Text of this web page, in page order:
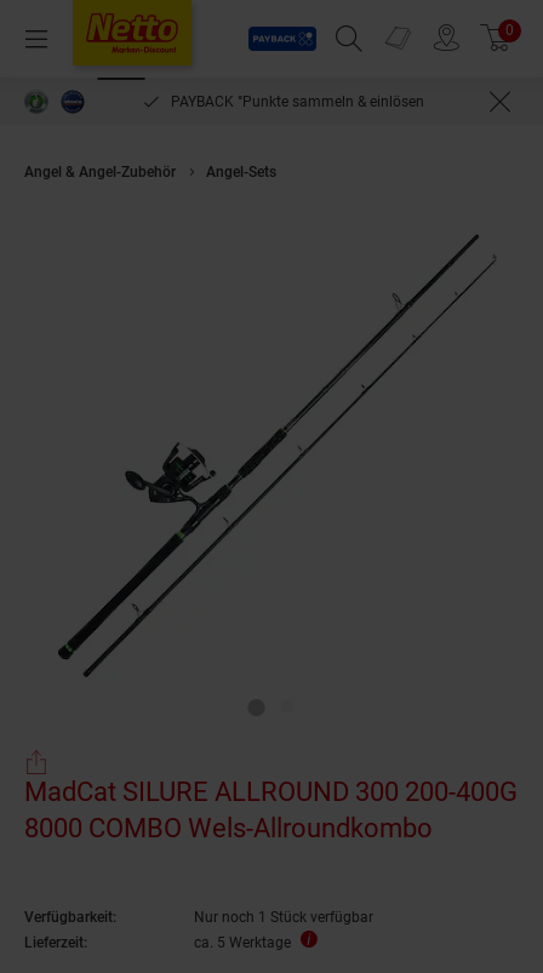
Menü
Payback
Suchfeld einblenden
Prospekte 0
PAYBACK °Punkte sammeln & einlösen
Angel & Angel-Zubehör Angel-Sets
MadCat SILURE ALLROUND 300 200-400G
8000 COMBO Wels-Allroundkombo
Verfügbarkeit:
Nur noch 1 Stück verfügbar
Lieferzeit:
ca. 5 Werktage